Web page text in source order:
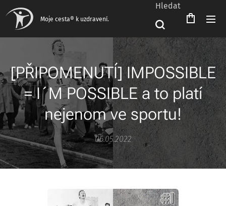
Moje cesta® k uzdravení.
Hledat
[PŘIPOMENUTÍ] IMPOSSIBLE
= I´M POSSIBLE a to platí
nejenom ve sportu!
06.05.2022